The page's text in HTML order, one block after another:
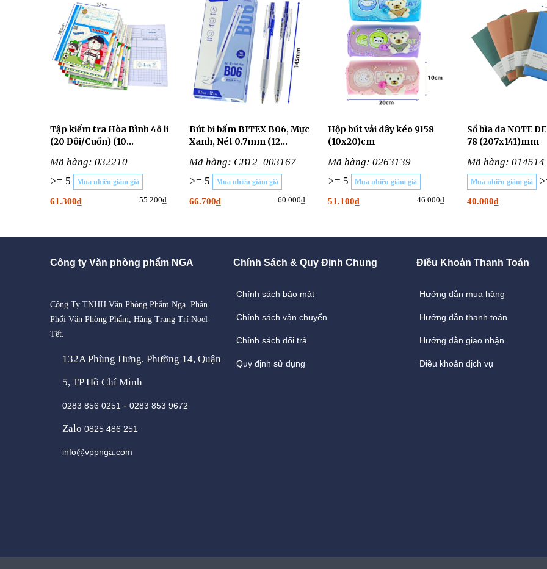
Tập kiểm tra Hòa Bình 4ô li
(20 Đôi/Cuốn) (10
Mã hàng: 032210
>= 5
Mua nhiều giảm giá
61.300₫ 55.200₫
Bút bi bấm BITEX B06, Mực
Xanh, Nét 0.7mm (12
Mã hàng: CB12_003167
>= 5
Mua nhiều giảm giá
66.700₫ 60.000₫
Hộp bút vải dây kéo 9158
(10x20)cm
Mã hàng: 0263139
>= 5
Mua nhiều giảm giá
51.100₫ 46.000₫
Sổ bìa da NOTE
78 (207x141)mm
Mã hàng: 014514
Mua nhiều giảm giá
40.000₫
Công ty Văn phòng phẩm NGA
Công Ty TNHH Văn Phòng Phẩm Nga. Phân
Phối Văn Phòng Phẩm, Hàng Trang Trí Noel-
Tết.
132A Phùng Hưng, Phường 14, Quận
5, TP Hồ Chí Minh
0283 856 0251 - 0283 853 9672
Zalo 0825 486 251
info@vppnga.com
Chính Sách & Quy Định Chung
Chính sách bảo mật
Chính sách vận chuyển
Chính sách đổi trả
Quy định sử dụng
Điều Khoản Thanh Toán
Hướng dẫn mua hàng
Hướng dẫn thanh toán
Hướng dẫn giao nhận
Điều khoản dịch vụ